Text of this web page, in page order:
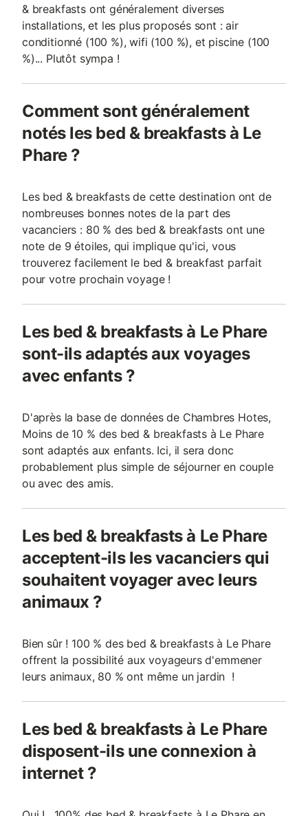
& breakfasts ont généralement diverses
installations, et les plus proposés sont : air
conditionné (100 %), wifi (100 %), et piscine (100
%)... Plutôt sympa !
Comment sont généralement
notés les bed & breakfasts à Le
Phare ?
Les bed & breakfasts de cette destination ont de
nombreuses bonnes notes de la part des
vacanciers : 80 % des bed & breakfasts ont une
note de 9 étoiles, qui implique qu'ici, vous
trouverez facilement le bed & breakfast parfait
pour votre prochain voyage !
Les bed & breakfasts à Le Phare
sont-ils adaptés aux voyages
avec enfants ?
D'après la base de données de Chambres Hotes,
Moins de 10 % des bed & breakfasts à Le Phare
sont adaptés aux enfants. Ici, il sera donc
probablement plus simple de séjourner en couple
ou avec des amis.
Les bed & breakfasts à Le Phare
acceptent-ils les vacanciers qui
souhaitent voyager avec leurs
animaux ?
Bien sûr ! 100 % des bed & breakfasts à Le Phare
offrent la possibilité aux voyageurs d'emmener
leurs animaux, 80 % ont même un jardin !
Les bed & breakfasts à Le Phare
disposent-ils une connexion à
internet ?